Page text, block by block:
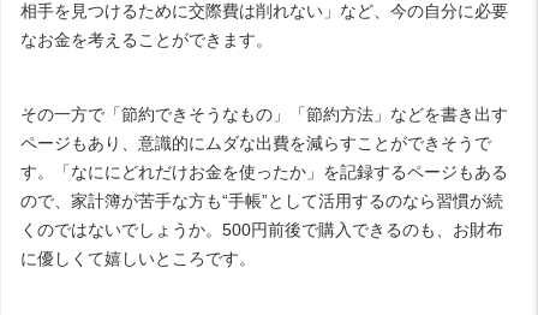
相手を見つけるために交際費は削れない」など、今の自分に必要
なお金を考えることができます。
その一方で「節約できそうなもの」「節約方法」などを書き出す
ページもあり、意識的にムダな出費を減らすことができそうで
す。「なににどれだけお金を使ったか」を記録するページもある
ので、家計簿が苦手な方も“手帳”として活用するのなら習慣が続
くのではないでしょうか。 500円前後で購入できるのも、お財布
に優しくて嬉しいところです。